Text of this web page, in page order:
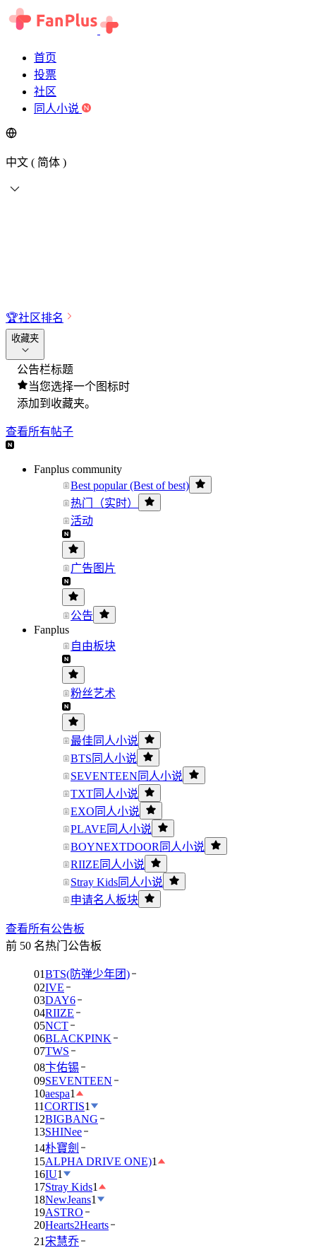
首页
投票
社区
同人小说
中文 ( 简体 )
🏆社区排名
收藏夹
公告栏标题
当您选择一个图标时
添加到收藏夹。
查看所有帖子
Fanplus community
Best popular (Best of best)
热门（实时）
活动
广告图片
公告
Fanplus
自由板块
粉丝艺术
最佳同人小说
BTS同人小说
SEVENTEEN同人小说
TXT同人小说
EXO同人小说
PLAVE同人小说
BOYNEXTDOOR同人小说
RIIZE同人小说
Stray Kids同人小说
申请名人板块
查看所有公告板
前 50 名热门公告板
01BTS(防弹少年团)
02IVE
03DAY6
04RIIZE
05NCT
06BLACKPINK
07TWS
08卞佑锡
09SEVENTEEN
10aespa1
11CORTIS1
12BIGBANG
13SHINee
14朴寶劍
15ALPHA DRIVE ONE)1
16IU1
17Stray Kids1
18NewJeans1
19ASTRO
20Hearts2Hearts
21 宋慧乔